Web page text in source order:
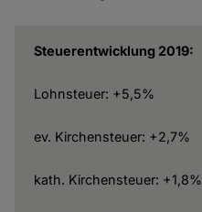
Steuerentwicklung 2019:
Lohnsteuer: +5,5%
ev. Kirchensteuer: +2,7%
kath. Kirchensteuer: +1,8%